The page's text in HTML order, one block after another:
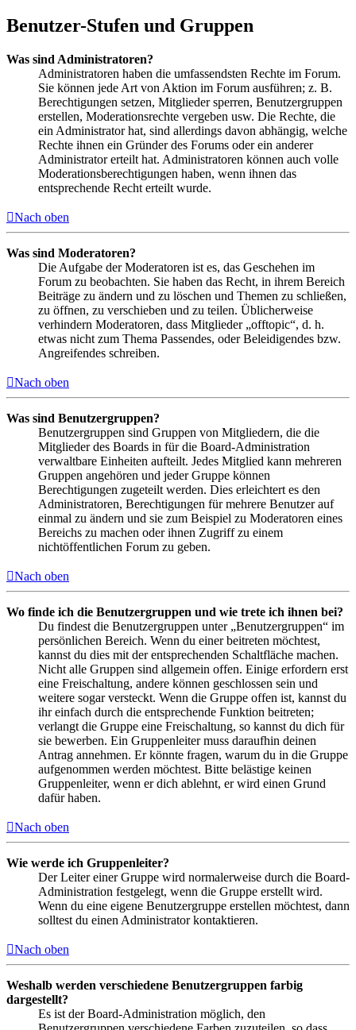
Benutzer-Stufen und Gruppen
Was sind Administratoren?
Administratoren haben die umfassendsten Rechte im Forum.
Sie können jede Art von Aktion im Forum ausführen; z. B.
Berechtigungen setzen, Mitglieder sperren, Benutzergruppen
erstellen, Moderationsrechte vergeben usw. Die Rechte, die
ein Administrator hat, sind allerdings davon abhängig, welche
Rechte ihnen ein Gründer des Forums oder ein anderer
Administrator erteilt hat. Administratoren können auch volle
Moderationsberechtigungen haben, wenn ihnen das
entsprechende Recht erteilt wurde.
Nach oben
Was sind Moderatoren?
Die Aufgabe der Moderatoren ist es, das Geschehen im
Forum zu beobachten. Sie haben das Recht, in ihrem Bereich
Beiträge zu ändern und zu löschen und Themen zu schließen,
zu öffnen, zu verschieben und zu teilen. Üblicherweise
verhindern Moderatoren, dass Mitglieder „offtopic“, d. h.
etwas nicht zum Thema Passendes, oder Beleidigendes bzw.
Angreifendes schreiben.
Nach oben
Was sind Benutzergruppen?
Benutzergruppen sind Gruppen von Mitgliedern, die die
Mitglieder des Boards in für die Board-Administration
verwaltbare Einheiten aufteilt. Jedes Mitglied kann mehreren
Gruppen angehören und jeder Gruppe können
Berechtigungen zugeteilt werden. Dies erleichtert es den
Administratoren, Berechtigungen für mehrere Benutzer auf
einmal zu ändern und sie zum Beispiel zu Moderatoren eines
Bereichs zu machen oder ihnen Zugriff zu einem
nichtöffentlichen Forum zu geben.
Nach oben
Wo finde ich die Benutzergruppen und wie trete ich ihnen bei?
Du findest die Benutzergruppen unter „Benutzergruppen“ im
persönlichen Bereich. Wenn du einer beitreten möchtest,
kannst du dies mit der entsprechenden Schaltfläche machen.
Nicht alle Gruppen sind allgemein offen. Einige erfordern erst
eine Freischaltung, andere können geschlossen sein und
weitere sogar versteckt. Wenn die Gruppe offen ist, kannst du
ihr einfach durch die entsprechende Funktion beitreten;
verlangt die Gruppe eine Freischaltung, so kannst du dich für
sie bewerben. Ein Gruppenleiter muss daraufhin deinen
Antrag annehmen. Er könnte fragen, warum du in die Gruppe
aufgenommen werden möchtest. Bitte belästige keinen
Gruppenleiter, wenn er dich ablehnt, er wird einen Grund
dafür haben.
Nach oben
Wie werde ich Gruppenleiter?
Der Leiter einer Gruppe wird normalerweise durch die Board-
Administration festgelegt, wenn die Gruppe erstellt wird.
Wenn du eine eigene Benutzergruppe erstellen möchtest, dann
solltest du einen Administrator kontaktieren.
Nach oben
Weshalb werden verschiedene Benutzergruppen farbig
dargestellt?
Es ist der Board-Administration möglich, den